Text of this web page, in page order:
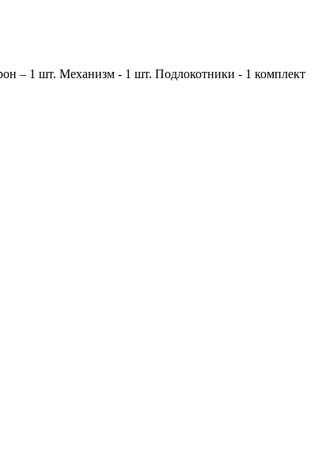
– 1 шт. Механизм - 1 шт. Подлокотники - 1 комплект